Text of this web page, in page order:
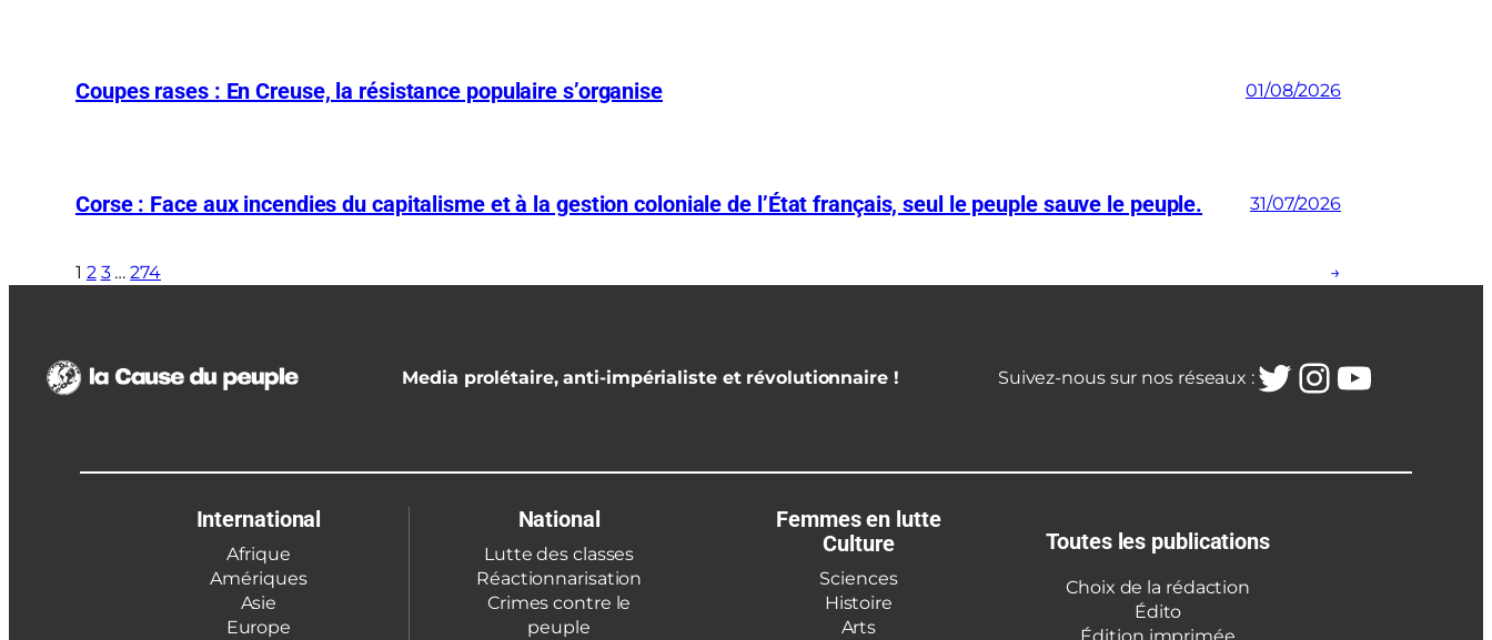
Coupes rases : En Creuse, la résistance populaire s’organise 01/08/2026
Corse : Face aux incendies du capitalisme et à la gestion coloniale de l’État français, seul le peuple sauve le peuple. 31/07/2026
1 2 3 … 274 →
Media prolétaire, anti-impérialiste et révolutionnaire ! Suivez-nous sur nos réseaux :Twitter
International
Afrique
Amériques
Asie
Europe
National
Lutte des classes
Réactionnarisation
Crimes contre le
peuple
Femmes en lutte
Culture
Sciences
Histoire
Arts
Toutes les publications
Choix de la rédaction
Édito
Édition imprimée